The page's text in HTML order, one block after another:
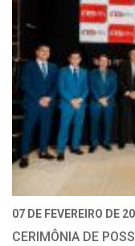
07 DE FEVEREIRO DE
CERIMÔNIA DE